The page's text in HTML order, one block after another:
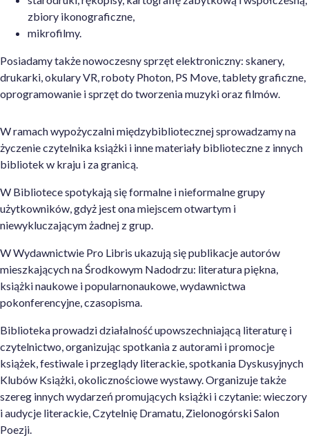
zbiory ikonograficzne,
mikrofilmy.
Posiadamy także nowoczesny sprzęt elektroniczny: skanery,
drukarki, okulary VR, roboty Photon, PS Move, tablety graficzne,
oprogramowanie i sprzęt do tworzenia muzyki oraz filmów.
W ramach wypożyczalni międzybibliotecznej sprowadzamy na
życzenie czytelnika książki i inne materiały biblioteczne z innych
bibliotek w kraju i za granicą.
W Bibliotece spotykają się formalne i nieformalne grupy
użytkowników, gdyż jest ona miejscem otwartym i
niewykluczającym żadnej z grup.
W Wydawnictwie Pro Libris ukazują się publikacje autorów
mieszkających na Środkowym Nadodrzu: literatura piękna,
książki naukowe i popularnonaukowe, wydawnictwa
pokonferencyjne, czasopisma.
Biblioteka prowadzi działalność upowszechniającą literaturę i
czytelnictwo, organizując spotkania z autorami i promocje
książek, festiwale i przeglądy literackie, spotkania Dyskusyjnych
Klubów Książki, okolicznościowe wystawy. Organizuje także
szereg innych wydarzeń promujących książki i czytanie: wieczory
i audycje literackie, Czytelnię Dramatu, Zielonogórski Salon
Poezji.